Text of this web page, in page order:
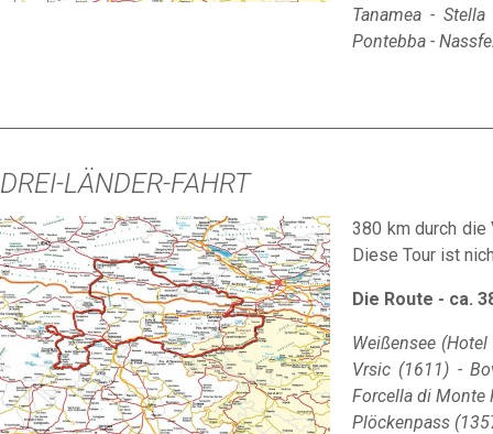
Tanamea -
Pontebba -
DREI-LÄNDER-FAHRT
380 km durch die
Diese Tour ist
Die Route - ca.
Weißensee
Vrsic (1611) -
Forcella di Monte
Plöckenpass